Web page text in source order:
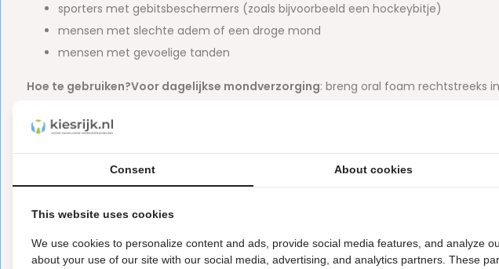
sporters met gebitsbeschermers (zoals bijvoorbeeld een hockeybitje)
mensen met slechte adem of een droge mond
mensen met gevoelige tanden
Hoe te gebruiken?Voor dagelijkse mondverzorging: breng oral foam rechtstreeks
tenminste 60 seconden in de mond en laat het goed door de mond bewegen. Niet
water.Voor schoonmaken van (doorzichtige) beugels en kunstgebitten: breng de
het kunstgebit. Zorg voor een gelijkmatige verdeling, zodat alle delen goed bedekt
aanbrengen schuim met een zachte tandenborstel verwijderd worden. Draag de
geadviseerd door uw orthodontist of tandarts. Voor vaste beugels volg de instructie
Consent About cookies
This website uses cookies
We use cookies to personalize content and ads, provide social media features, and analyze
about your use of our site with our social media, advertising, and analytics partners. These